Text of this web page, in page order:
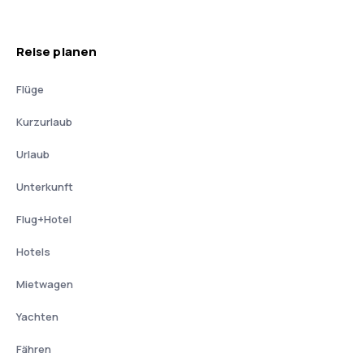
Reise planen
Flüge
Kurzurlaub
Urlaub
Unterkunft
Flug+Hotel
Hotels
Mietwagen
Yachten
Fähren